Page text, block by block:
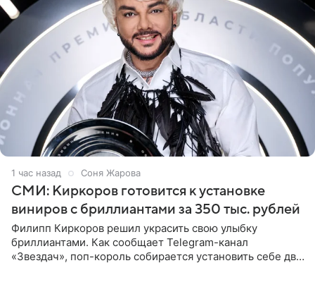
1 час назад Соня Жарова
СМИ: Киркоров готовится к установке
виниров с бриллиантами за 350 тыс. рублей
Филипп Киркоров решил украсить свою улыбку
бриллиантами. Как сообщает Telegram-канал
«Звездач», поп-король собирается установить себе два